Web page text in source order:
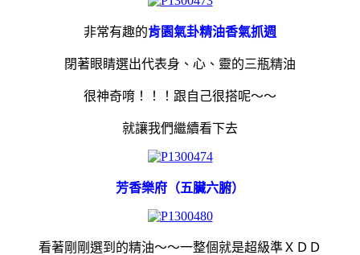
非常有趣的肯園氣卦精油香氣抓週
閉著眼睛選出代表身、心、靈的三瓶精油
很神奇唷！！！跟自己很搭呢～～
就讓我們繼續看下去
芳香樂府（五臟六腑）
看著剛剛選到的精油～～一整個就是超級準ＸＤＤ